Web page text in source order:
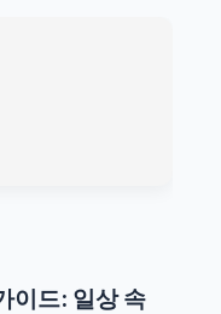
이드: 일상 속